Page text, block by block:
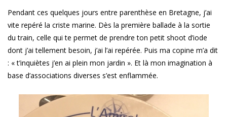
Pendant ces quelques jours entre parenthèse en Bretagne, j’ai
vite repéré la criste marine. Dès la première ballade à la sortie
du train, celle qui te permet de prendre ton petit shoot d’iode
dont j’ai tellement besoin, j’ai l’ai repérée. Puis ma copine m’a dit
: « t’inquiètes j’en ai plein mon jardin ». Et là mon imagination à
base d’associations diverses s’est enflammée.